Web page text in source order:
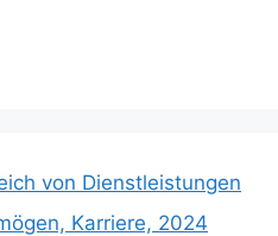
von Dienstleistungen
Karriere, 2024